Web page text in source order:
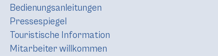
Bedienungsanleitungen
Pressespiegel
Touristische Information
Mitarbeiter willkommen